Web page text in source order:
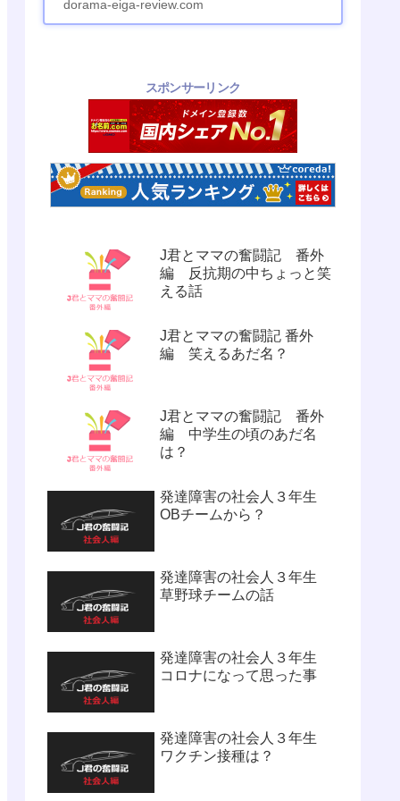
dorama-eiga-review.com
スポンサーリンク
J君とママの奮闘記 番外
編 反抗期の中ちょっと笑
える話
J君とママの奮闘記 番外
編 笑えるあだ名？
J君とママの奮闘記 番外
編 中学生の頃のあだ名
は？
発達障害の社会人３年生
OBチームから？
発達障害の社会人３年生
草野球チームの話
発達障害の社会人３年生
コロナになって思った事
発達障害の社会人３年生
ワクチン接種は？